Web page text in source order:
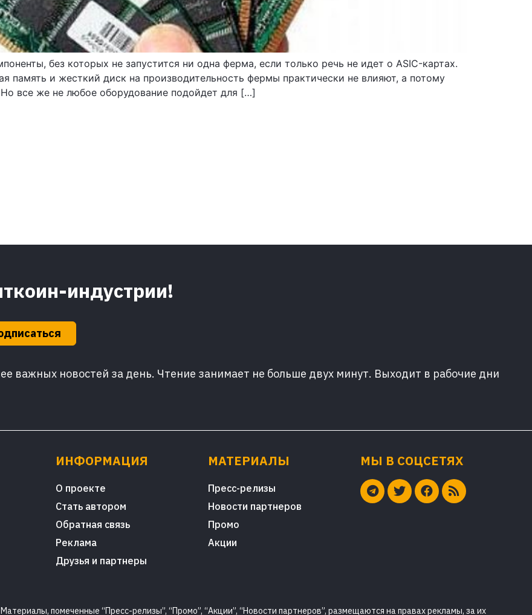
без которых не запустится ни одна ферма, если только речь не идет о ASIC-картах.
память и жесткий диск на производительность фермы практически не влияют, а потому
все же не любое оборудование подойдет для […]
индустрии!
важных новостей за день. Чтение занимает не больше двух минут. Выходит в рабочие дни
ИНФОРМАЦИЯ
О проекте
Стать автором
Обратная связь
Реклама
Друзья и партнеры
МАТЕРИАЛЫ
Пресс-релизы
Новости партнеров
Промо
Акции
МЫ В СОЦСЕТЯХ
помеченные “Пресс-релизы”, “Промо”, “Акции”, “Новости партнеров”, размещаются на правах рекламы, за их